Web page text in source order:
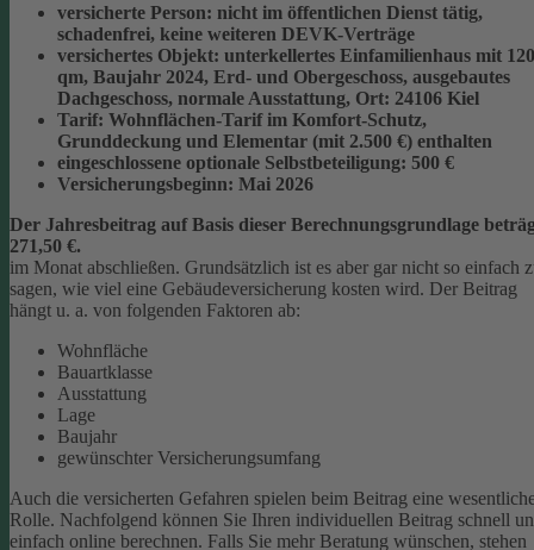
versicherte Person: nicht im öffentlichen Dienst tätig,
schadenfrei, keine weiteren DEVK-Verträge
versichertes Objekt: unterkellertes Einfamilienhaus mit 120
qm, Baujahr 2024, Erd- und Obergeschoss, ausgebautes
Dachgeschoss, normale Ausstattung, Ort: 24106 Kiel
Tarif: Wohnflächen-Tarif im Komfort-Schutz,
Grunddeckung und Elementar (mit 2.500 €) enthalten
eingeschlossene optionale Selbstbeteiligung: 500 €
Versicherungsbeginn: Mai 2026
Der Jahresbeitrag auf Basis dieser Berechnungsgrundlage
271,50 €.
im Monat abschließen. Grundsätzlich ist es aber gar nicht so einfach
sagen, wie viel eine Gebäudeversicherung kosten wird. Der Beitrag
hängt u. a. von folgenden Faktoren ab:
Wohnfläche
Bauartklasse
Ausstattung
Lage
Baujahr
gewünschter Versicherungsumfang
Auch die versicherten Gefahren spielen beim Beitrag eine
Rolle. Nachfolgend können Sie Ihren individuellen Beitrag schnell
einfach online berechnen. Falls Sie mehr Beratung wünschen, stehen